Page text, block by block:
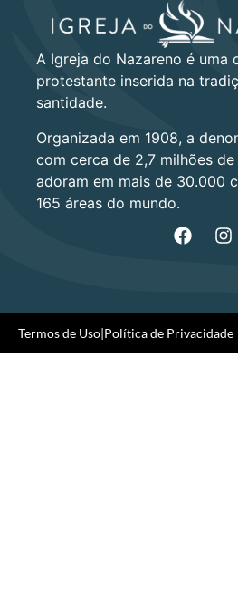
A Igreja do Nazareno é uma
protestante inserida na
santidade.
Organizada em 1908, a
com cerca de 2,7 milhões
adoram em mais de 30.000
165 áreas do mundo.
Termos de Uso|Política de Privacidade